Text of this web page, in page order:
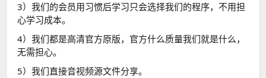
3）我们的会员用习惯后学习只会选择我们的程序，不用担
心学习成本。
4）我们都是高清官方原版，官方什么质量我们就是什么，
无需担心。
5）我们直接音视频源文件分享。